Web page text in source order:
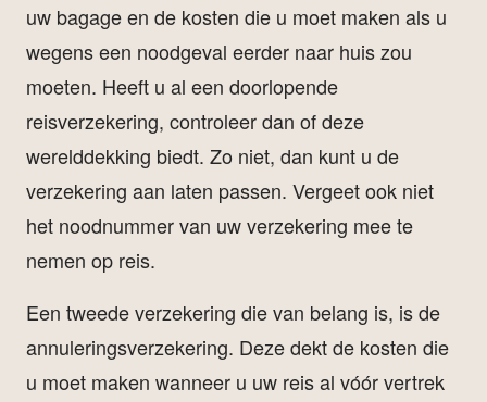
uw bagage en de kosten die u moet maken als u
wegens een noodgeval eerder naar huis zou
moeten. Heeft u al een doorlopende
reisverzekering, controleer dan of deze
werelddekking biedt. Zo niet, dan kunt u de
verzekering aan laten passen. Vergeet ook niet
het noodnummer van uw verzekering mee te
nemen op reis.
Een tweede verzekering die van belang is, is de
annuleringsverzekering. Deze dekt de kosten die
u moet maken wanneer u uw reis al vóór vertrek